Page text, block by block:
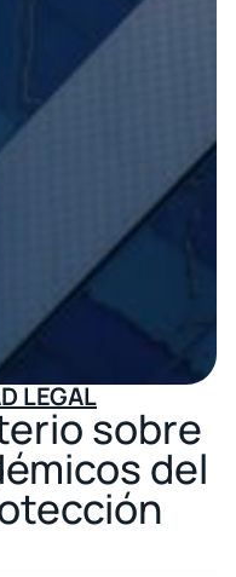
LEGAL
sobre
del